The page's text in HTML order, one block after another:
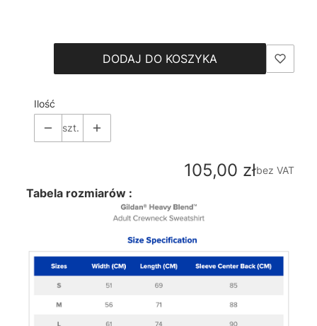
DODAJ DO KOSZYKA
Ilość
szt.
Cena
105,00 złbez VAT
Tabela rozmiarów :